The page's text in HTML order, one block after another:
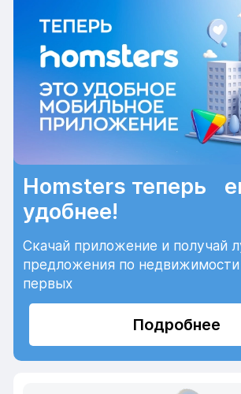
Homsters теперь
удобнее!
Скачай приложение и получай
предложения по
первых
Подробнее